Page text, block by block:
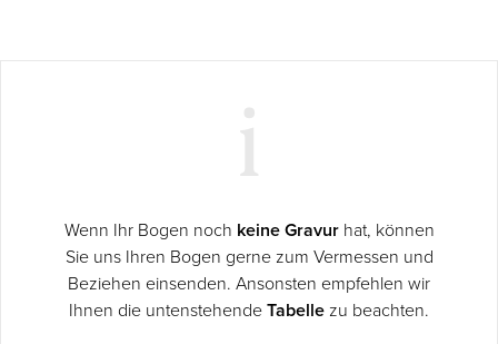
Wenn Ihr Bogen noch keine Gravurhat, können
Sie uns Ihren Bogen gerne zum Vermessen und
Beziehen einsenden. Ansonsten empfehlen wir
Ihnen die untenstehende Tabelle zu beachten.